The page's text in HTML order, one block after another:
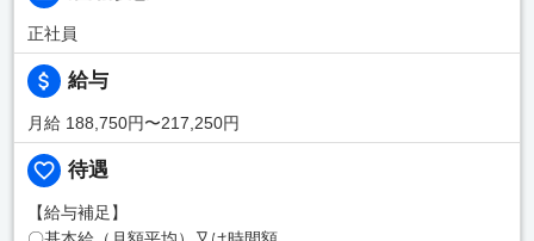
正社員
給与
月給 188,750円〜217,250円
待遇
【給与補足】